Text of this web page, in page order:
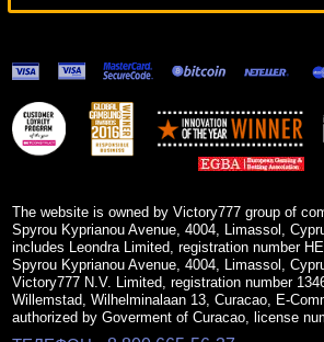
The Rat Pack
10356 ₽
beautif***
Vikingmania
The website is owned by Victory777 group of
Spyrou Kyprianou Avenue, 4004, Limassol,
includes Leondra Limited, registration number
Spyrou Kyprianou Avenue, 4004, Limassol,
Victory777 N.V. Limited, registration number
Willemstad, Wilhelminalaan 13, Curacao, E-
authorized by Goverment of Curacao, license